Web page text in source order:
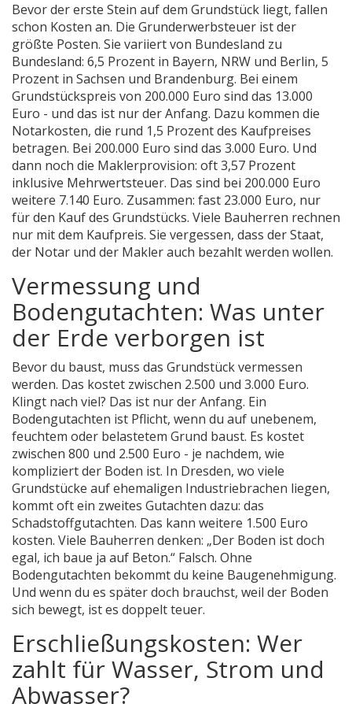
Bevor der erste Stein auf dem Grundstück liegt, fallen
schon Kosten an. Die Grunderwerbsteuer ist der
größte Posten. Sie variiert von Bundesland zu
Bundesland: 6,5 Prozent in Bayern, NRW und Berlin, 5
Prozent in Sachsen und Brandenburg. Bei einem
Grundstückspreis von 200.000 Euro sind das 13.000
Euro - und das ist nur der Anfang. Dazu kommen die
Notarkosten, die rund 1,5 Prozent des Kaufpreises
betragen. Bei 200.000 Euro sind das 3.000 Euro. Und
dann noch die Maklerprovision: oft 3,57 Prozent
inklusive Mehrwertsteuer. Das sind bei 200.000 Euro
weitere 7.140 Euro. Zusammen: fast 23.000 Euro, nur
für den Kauf des Grundstücks. Viele Bauherren rechnen
nur mit dem Kaufpreis. Sie vergessen, dass der Staat,
der Notar und der Makler auch bezahlt werden wollen.
Vermessung und
Bodengutachten: Was unter
der Erde verborgen ist
Bevor du baust, muss das Grundstück vermessen
werden. Das kostet zwischen 2.500 und 3.000 Euro.
Klingt nach viel? Das ist nur der Anfang. Ein
Bodengutachten ist Pflicht, wenn du auf unebenem,
feuchtem oder belastetem Grund baust. Es kostet
zwischen 800 und 2.500 Euro - je nachdem, wie
kompliziert der Boden ist. In Dresden, wo viele
Grundstücke auf ehemaligen Industriebrachen liegen,
kommt oft ein zweites Gutachten dazu: das
Schadstoffgutachten. Das kann weitere 1.500 Euro
kosten. Viele Bauherren denken: „Der Boden ist doch
egal, ich baue ja auf Beton.“ Falsch. Ohne
Bodengutachten bekommt du keine Baugenehmigung.
Und wenn du es später doch brauchst, weil der Boden
sich bewegt, ist es doppelt teuer.
Erschließungskosten: Wer
zahlt für Wasser, Strom und
Abwasser?